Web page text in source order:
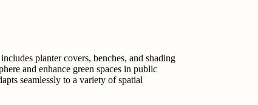
planter covers, benches, and shading
and enhance green spaces in public
seamlessly to a variety of spatial